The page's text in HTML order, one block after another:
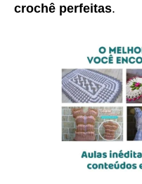
crochê perfeitas.